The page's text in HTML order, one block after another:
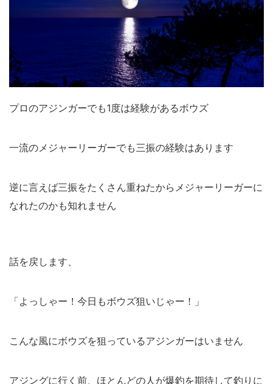
プロのアジンガーでも1度は経験があるボウズ
一流のメジャーリーガーでも三振の経験はあります
逆に言えば三振をたくさん重ねたからメジャーリーガーに
なれたのかも知れません
話を戻します、
「よっしゃー！今日もボウズ狙いじゃー！」
こんな風にボウズを狙っているアジンガーはいません
アジングに行く前、ほとんどの人が爆釣を期待して釣りに